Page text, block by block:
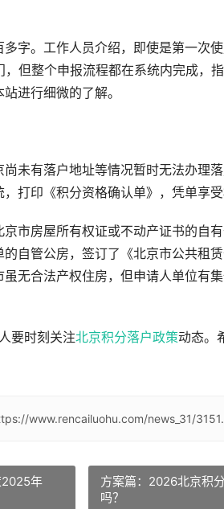
字。工作人员介绍，即使是第一次
但整个申报流程都在系统内完成，
进行细微的了解。
未有落户地址等情况暂时无法办理
打印《积分资格确认单》，凭单享受
市房屋所有权证或不动产证书的自
自管公房，签订了《北京市公共租
无合法产权住房，但申请人单位有
要时刻关注北京积分落户政策动态。
www.rencailuohu.com/news_31/
2025年
方案篇：2026北京积
吗？